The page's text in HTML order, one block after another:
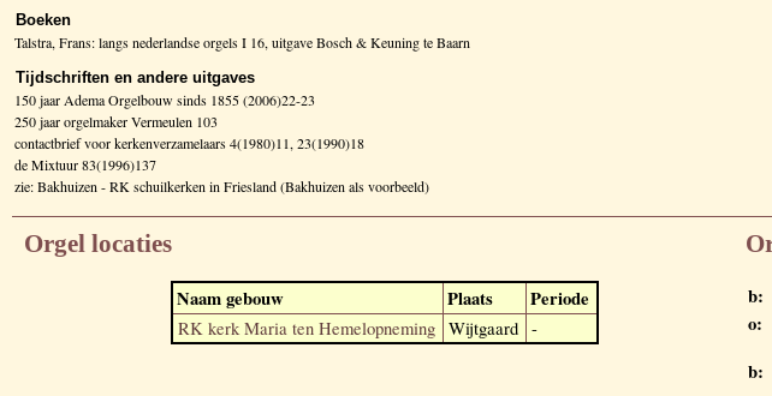
Boeken
Talstra, Frans: langs nederlandse orgels I 16, uitgave Bosch & Keuning te Baarn
Tijdschriften en andere uitgaves
150 jaar Adema Orgelbouw sinds 1855 (2006)22-23
250 jaar orgelmaker Vermeulen 103
contactbrief voor kerkenverzamelaars 4(1980)11, 23(1990)18
de Mixtuur 83(1996)137
zie: Bakhuizen - RK schuilkerken in Friesland (Bakhuizen als voorbeeld)
Orgel locaties
Naam gebouw Plaats Periode
RK kerk Maria ten Hemelopneming Wijtgaard -
b:
o:
b: